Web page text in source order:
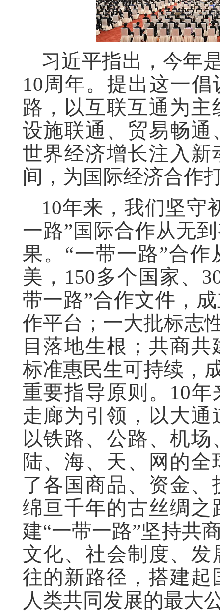
习近平指出，今年
10周年。提出这一
路，以互联互通为
设施联通、贸易畅
世界经济增长注入
间，为国际经济合作
10年来，我们坚守
一路”国际合作从无
果。“一带一路”合
美，150多个国家、
带一路”合作文件，
作平台；一大批标志
目落地生根；共商
标准惠民生可持续，
重要指导原则。10
走廊为引领，以大
以铁路、公路、机
陆、海、天、网的
了各国商品、资金
绵亘千年的古丝绸
建“一带一路”坚持共
文化、社会制度、
往的新路径，搭建
人类共同发展的最大